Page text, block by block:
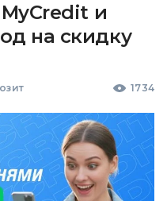
и
на скидку
1734